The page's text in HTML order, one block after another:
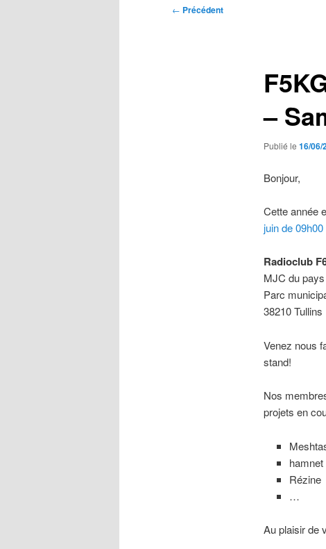
Navigation
← Précédent
–
Publié le 16/06/
Bonjour,
Cette année
juin de
Radioclub
MJC du
Parc
38210 Tullins
Venez nous
stand!
Nos
projets en
hamnet
Rézine
…
Au plaisir de